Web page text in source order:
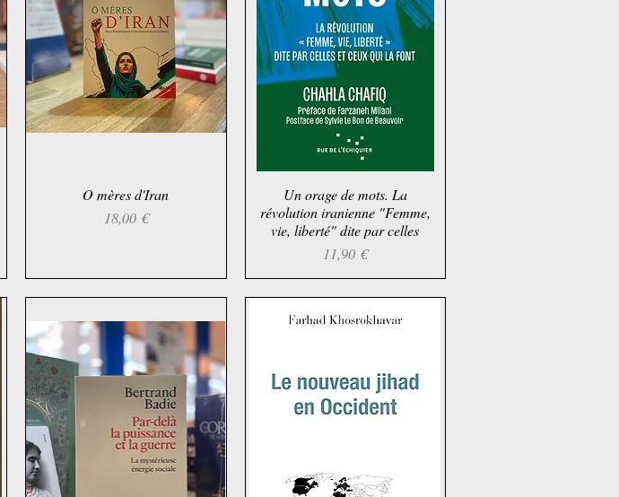
Aperçu rapide
O mères d'Iran
Prix
18,00 €
Aperçu rapide
Un orage de mots. La
révolution iranienne "Femme,
vie, liberté" dite par celles
Prix
11,90 €